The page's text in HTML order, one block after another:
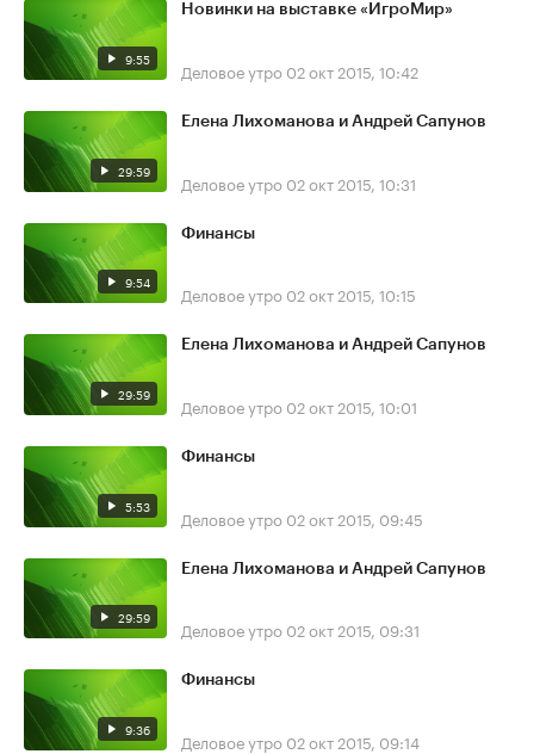
9:55
Новинки на выставке «ИгроМир»
Деловое утро 02 окт 2015, 10:42
29:59
Елена Лихоманова и Андрей Сапунов
Деловое утро 02 окт 2015, 10:31
9:54
Финансы
Деловое утро 02 окт 2015, 10:15
29:59
Елена Лихоманова и Андрей Сапунов
Деловое утро 02 окт 2015, 10:01
5:53
Финансы
Деловое утро 02 окт 2015, 09:45
29:59
Елена Лихоманова и Андрей Сапунов
Деловое утро 02 окт 2015, 09:31
9:36
Финансы
Деловое утро 02 окт 2015, 09:14